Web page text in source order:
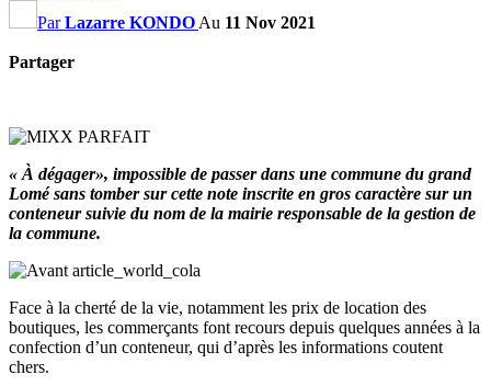
ParLazarre KONDO Au 11 Nov 2021
Partager
« À dégager», impossible de passer dans une commune du grand
Lomé sans tomber sur cette note inscrite en gros caractère sur un
conteneur suivie du nom de la mairie responsable de la gestion de
la commune.
Face à la cherté de la vie, notamment les prix de location des
boutiques, les commerçants font recours depuis quelques années à la
confection d’un conteneur, qui d’après les informations coutent
chers.